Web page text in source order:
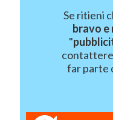
Se ritieni
bravo
"
far parte